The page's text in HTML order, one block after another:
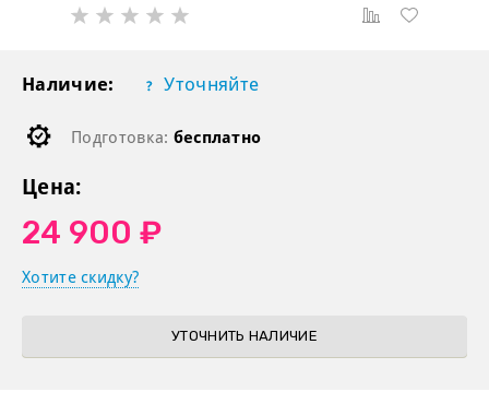
Наличие: Уточняйте
Подготовка: бесплатно
Цена:
24 900 ₽
Хотите скидку?
УТОЧНИТЬ НАЛИЧИЕ